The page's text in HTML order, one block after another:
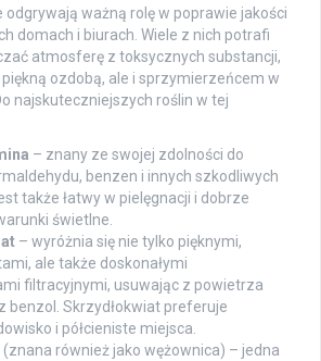
odgrywają ważną rolę w poprawie jakości
domach i biurach. Wiele z nich potrafi
atmosferę z toksycznych substancji,
ozdobą, ale i sprzymierzeńcem w
najskuteczniejszych roślin w tej
– znany ze swojej zdolności do
benzen i innych szkodliwych
także łatwy w pielęgnacji i dobrze
świetlne.
– wyróżnia się nie tylko pięknymi,
ale także doskonałymi
filtracyjnymi, usuwając z powietrza
benzol. Skrzydłokwiat preferuje
i półcieniste miejsca.
(znana również jako wężownica) – jedna